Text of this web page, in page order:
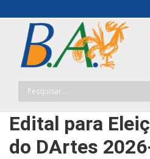
Edital para
do DArtes